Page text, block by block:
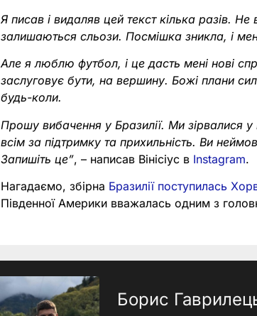
Я писав і видаляв цей текст кілька разів.
залишаються сльози. Посмішка зникла, і
Але я люблю футбол, і це дасть мені нові
заслуговує бути, на вершину. Божі плани
будь-коли.
Прошу вибачення у Бразилії. Ми зірвалися
всім за підтримку та прихильність. Ви
Запишіть це”, – написав Вінісіус в Instagram.
Нагадаємо, збірна Бразилії поступилась
Південної Америки вважалась одним з
Борис